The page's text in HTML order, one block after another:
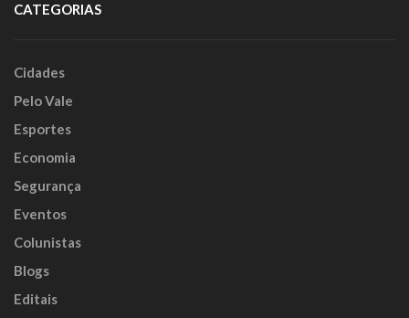
CATEGORIAS
Cidades
Pelo Vale
Esportes
Economia
Segurança
Eventos
Colunistas
Blogs
Editais